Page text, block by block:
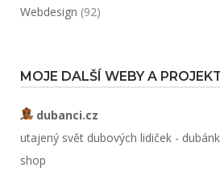
Webdesign (92)
MOJE DALŠÍ WEBY A
dubanci.cz
utajený svět dubových lidiček -
shop